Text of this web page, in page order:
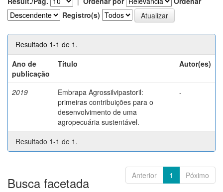
Registro(s)
Resultado 1-1 de 1.
Ano de
publicação
Título Autor(es)
2019
Embrapa Agrossilvipastoril:
primeiras contribuições para o
desenvolvimento de uma
agropecuária sustentável.
-
Resultado 1-1 de 1.
Anterior 1 Póximo
Busca facetada